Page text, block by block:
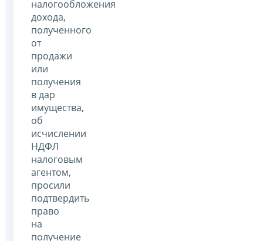
налогообложения
дохода,
полученного
от
продажи
или
получения
в дар
имущества,
об
исчислении
НДФЛ
налоговым
агентом,
просили
подтвердить
право
на
получение